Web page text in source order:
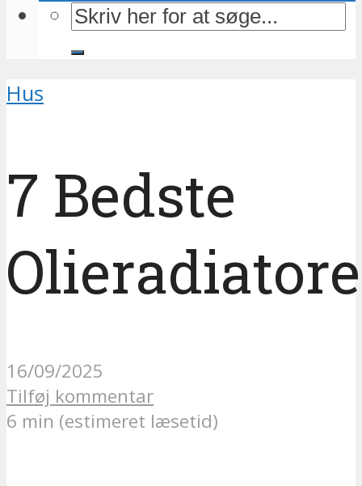
Hus
7 Bedste
Olieradiatore
16/09/2025
Tilføj kommentar
6 min (estimeret læsetid)